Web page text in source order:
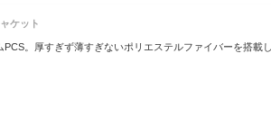
ケット
。厚すぎず薄すぎないポリエステルファイバーを搭載